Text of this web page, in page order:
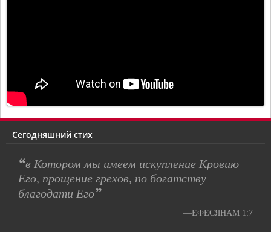
Сегодняшний стих
“в Котором мы имеем искупление Кровию
Его, прощение грехов, по богатству
благодати Его”
—ЕФЕСЯНАМ 1:7